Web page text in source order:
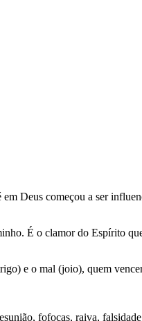
Deus começou a ser
É o clamor do Espírito
e o mal (joio), quem
fofocas, raiva,